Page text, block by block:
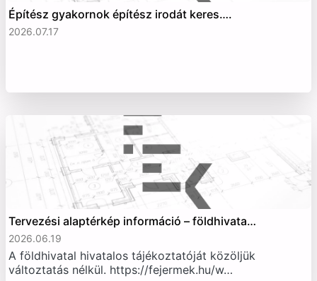
Építész gyakornok építész irodát keres….
2026.07.17
Tervezési alaptérkép információ – földhivata…
2026.06.19
A földhivatal hivatalos tájékoztatóját közöljük
változtatás nélkül. https://fejermek.hu/w…